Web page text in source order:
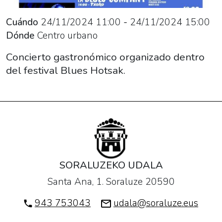
gastronómico
organizado
dentro
del
festival
Cuándo 24/11/2024 11:00 - 24/11/2024 15:00
Dónde Centro urbano
Concierto gastronómico organizado dentro
del festival Blues Hotsak.
SORALUZEKO UDALA
Santa Ana, 1. Soraluze 20590
943 753043
udala@soraluze.eus